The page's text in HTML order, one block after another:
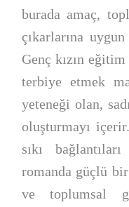
burada amaç,
çıkarlarına
Genç kızın
terbiye etmek
yeteneği olan,
oluşturmayı
sıkı
romanda güçlü
ve toplumsal